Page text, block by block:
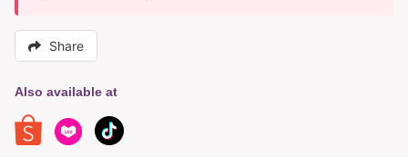
Share
Also available at